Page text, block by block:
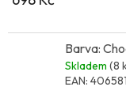
Barva:
Skladem (8
EAN: